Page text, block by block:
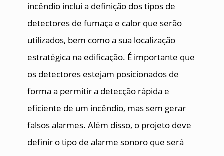
incêndio inclui a definição dos tipos de
detectores de fumaça e calor que serão
utilizados, bem como a sua localização
estratégica na edificação. É importante que
os detectores estejam posicionados de
forma a permitir a detecção rápida e
eficiente de um incêndio, mas sem gerar
falsos alarmes. Além disso, o projeto deve
definir o tipo de alarme sonoro que será